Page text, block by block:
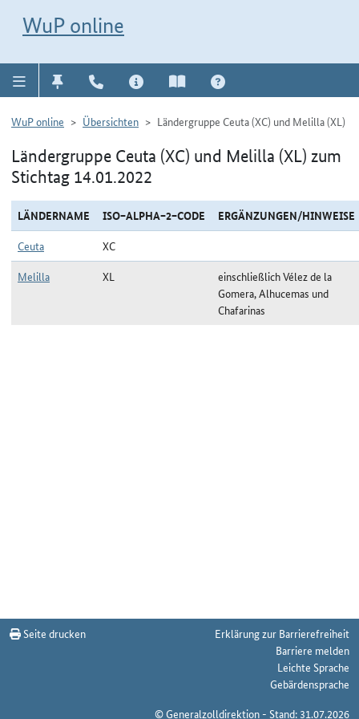
WuP online
WuP online Übersichten Ländergruppe Ceuta (XC) und Melilla (XL)
Ländergruppe Ceuta (XC) und Melilla (XL) zum
Stichtag 14.01.2022
LÄNDERNAME ISO−ALPHA−2−CODE
ERGÄNZUNGEN/HINWEISE
Ceuta
XC
Melilla
XL
einschließlich Vélez de la
Gomera, Alhucemas und
Chafarinas
Seite drucken
Erklärung zur Barrierefreiheit
Barriere melden
Leichte Sprache
Gebärdensprache
© Generalzolldirektion - Stand: 31.07.2026